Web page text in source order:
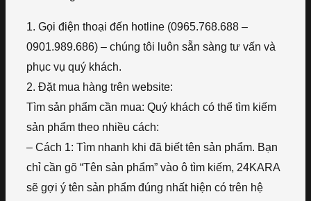
1. Gọi điện thoại đến hotline (0965.768.688 –
0901.989.686) – chúng tôi luôn sẵn sàng tư vấn và
phục vụ quý khách.
2. Đặt mua hàng trên website:
Tìm sản phẩm cần mua: Quý khách có thể tìm kiếm
sản phẩm theo nhiều cách:
– Cách 1: Tìm nhanh khi đã biết tên sản phẩm. Bạn
chỉ cần gõ “Tên sản phẩm” vào ô tìm kiếm, 24KARA
sẽ gợi ý tên sản phẩm đúng nhất hiện có trên hệ